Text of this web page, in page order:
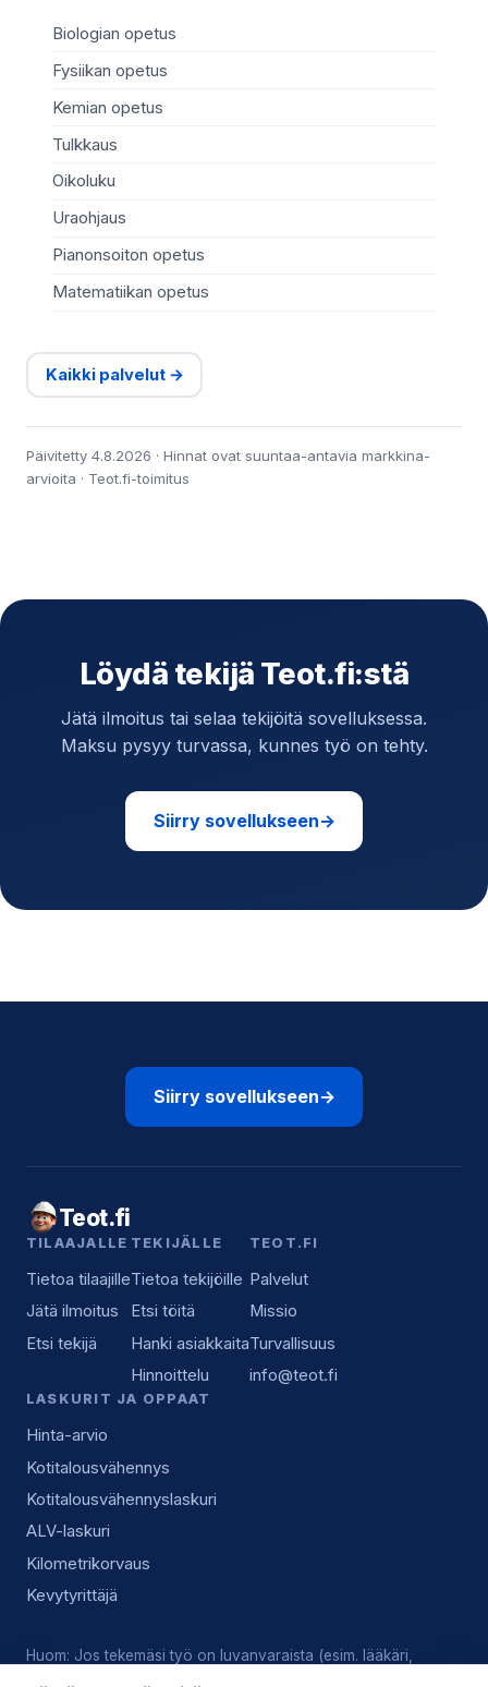
Biologian opetus
Fysiikan opetus
Kemian opetus
Tulkkaus
Oikoluku
Uraohjaus
Pianonsoiton opetus
Matematiikan opetus
Kaikki palvelut →
Päivitetty 4.8.2026 · Hinnat ovat suuntaa-antavia markkina-
arvioita · Teot.fi-toimitus
Löydä tekijä Teot.fi:stä
Jätä ilmoitus tai selaa tekijöitä sovelluksessa.
Maksu pysyy turvassa, kunnes työ on tehty.
Siirry sovellukseen→
Siirry sovellukseen→
Teot.fi
TILAAJALLE
Tietoa tilaajille
Jätä ilmoitus
Etsi tekijä
TEKIJÄLLE
Tietoa tekijöille
Etsi töitä
Hanki asiakkaita
Hinnoittelu
TEOT.FI
Palvelut
Missio
Turvallisuus
info@teot.fi
LASKURIT JA OPPAAT
Hinta-arvio
Kotitalousvähennys
Kotitalousvähennyslaskuri
ALV-laskuri
Kilometrikorvaus
Kevytyrittäjä
Huom: Jos tekemäsi työ on luvanvaraista (esim. lääkäri,